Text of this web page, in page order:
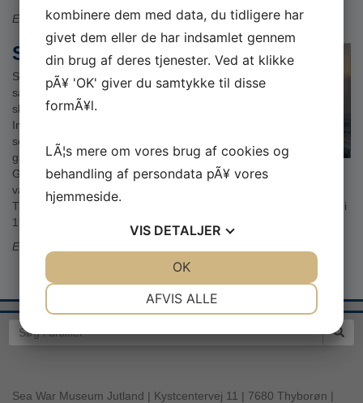
Efter et maleri af Adolph Block.
SMS Lützow
SMS Lützow deltog i
sænkningen af
slagkrydseren HMS
Invincible og blev derved
selv ramt af mindst ti svære
granater og en torpedo.
Gennem to træffere under
vandlinjen trængte store mængder vand ind i skibet.
Til sidst måtte Lützow opgives, og tidligt om morgenen den 1. juni
1916 blev skibet sænket med to torpedoer.
Efter et maleri af Johannes E. Møller.
Sea War Museum Jutland | Kystcentervej 11 | 7680 Thyborøn |
kombinere dem med data, du tidligere har
givet dem eller de har indsamlet gennem
din brug af deres tjenester. Ved at klikke
pÃ¥ 'OK' giver du samtykke til disse
formÃ¥l.
LÃ¦s mere om vores brug af cookies og
behandling af persondata pÃ¥ vores
hjemmeside.
VIS DETALJER
AFVIS ALLE
OK